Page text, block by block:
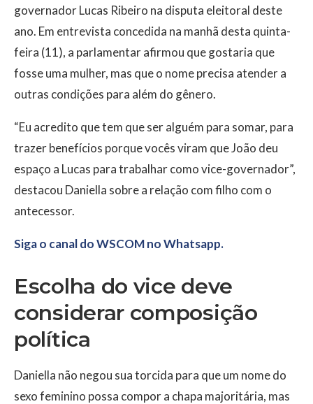
governador Lucas Ribeiro na disputa eleitoral deste
ano. Em entrevista concedida na manhã desta quinta-
feira (11), a parlamentar afirmou que gostaria que
fosse uma mulher, mas que o nome precisa atender a
outras condições para além do gênero.
“Eu acredito que tem que ser alguém para somar, para
trazer benefícios porque vocês viram que João deu
espaço a Lucas para trabalhar como vice-governador”,
destacou Daniella sobre a relação com filho com o
antecessor.
Siga o canal do WSCOM no Whatsapp.
Escolha do vice deve
considerar composição
política
Daniella não negou sua torcida para que um nome do
sexo feminino possa compor a chapa majoritária, mas